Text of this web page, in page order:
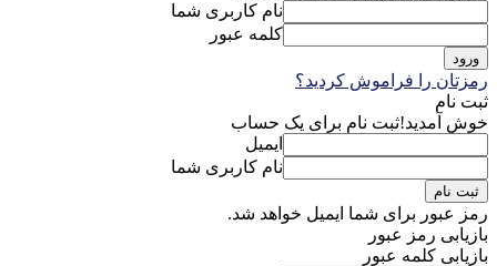
نام کاربری شما
کلمه عبور
رمزتان را فراموش کردید؟
ثبت نام
خوش آمدید!ثبت نام برای یک حساب
ایمیل
نام کاربری شما
رمز عبور برای شما ایمیل خواهد شد.
بازیابی رمز عبور
بازیابی کلمه عبور